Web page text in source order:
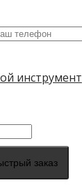
инструмент
заказ